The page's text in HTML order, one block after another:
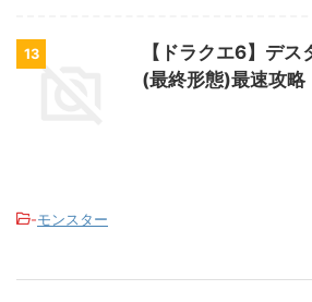
13
【ドラクエ6】デ
(最終形態)最速攻略
-モンスター